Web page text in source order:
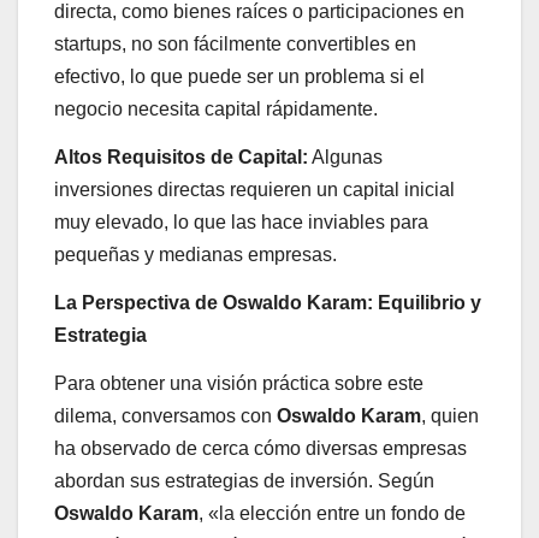
directa, como bienes raíces o participaciones en
startups, no son fácilmente convertibles en
efectivo, lo que puede ser un problema si el
negocio necesita capital rápidamente.
Altos Requisitos de Capital: Algunas
inversiones directas requieren un capital inicial
muy elevado, lo que las hace inviables para
pequeñas y medianas empresas.
La Perspectiva de Oswaldo Karam: Equilibrio y
Estrategia
Para obtener una visión práctica sobre este
dilema, conversamos con Oswaldo Karam, quien
ha observado de cerca cómo diversas empresas
abordan sus estrategias de inversión. Según
Oswaldo Karam, «la elección entre un fondo de